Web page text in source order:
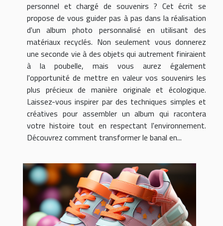
personnel et chargé de souvenirs ? Cet écrit se
propose de vous guider pas à pas dans la réalisation
d'un album photo personnalisé en utilisant des
matériaux recyclés. Non seulement vous donnerez
une seconde vie à des objets qui autrement finiraient
à la poubelle, mais vous aurez également
l'opportunité de mettre en valeur vos souvenirs les
plus précieux de manière originale et écologique.
Laissez-vous inspirer par des techniques simples et
créatives pour assembler un album qui racontera
votre histoire tout en respectant l'environnement.
Découvrez comment transformer le banal en...